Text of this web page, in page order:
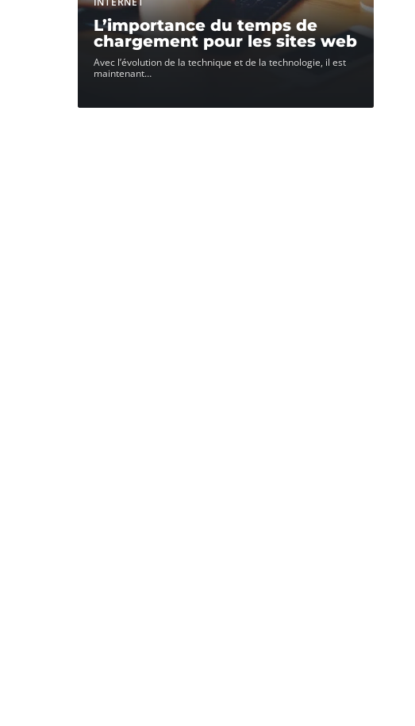
L’importance du temps de
chargement pour les sites web
Avec l’évolution de la technique et de la technologie, il est
maintenant…